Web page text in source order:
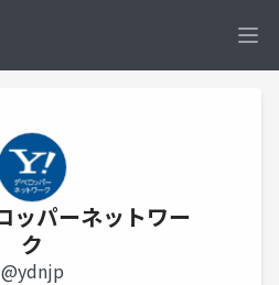
ッパーネットワー
ク
@ydnjp